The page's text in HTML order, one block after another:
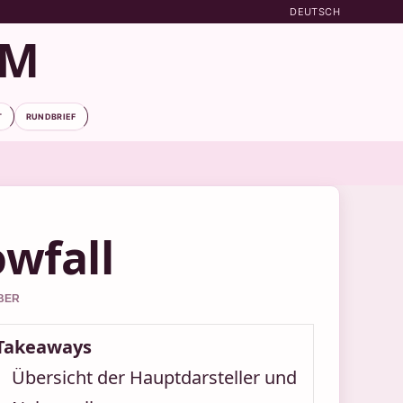
DEUTSCH
RUNDBRIEF
Übersicht der Hauptdarsteller und